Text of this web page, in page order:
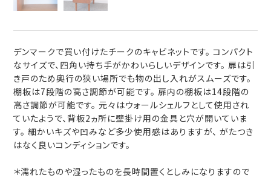
デンマークで買い付けたチークのキャビネットです。 コンパクト
なサイズで、四角い持ち手がかわいらしいデザインです。 扉は引
き戸のため奥行の狭い場所でも物の出し入れがスムーズです。
棚板は7段階の高さ調節が可能です。 扉内の棚板は14段階の
高さ調節が可能です。 元々はウォールシェルフとして使用され
ていたようで、背板2ヵ所に壁掛け用の金具と穴が開いていま
す。 細かいキズや凹みなど多少使用感はありますが、 がたつき
はなく良いコンディションです。
＊濡れたものや湿ったものを長時間置くとしみになりますので